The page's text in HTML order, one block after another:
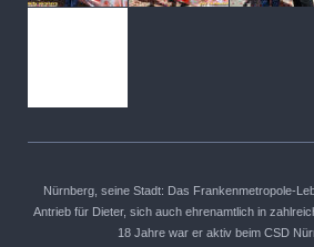
Nürnberg, seine Stadt: Das Frankenmetropole-
Antrieb für Dieter, sich auch ehrenamtlich in
18 Jahre war er aktiv beim CSD